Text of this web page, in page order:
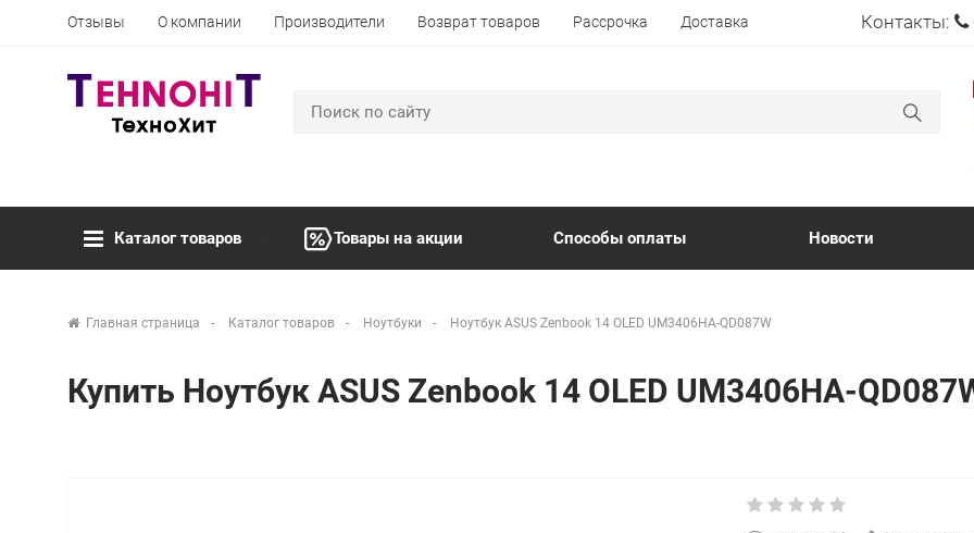
Отзывы О компании Производители Возврат товаров Рассрочка Доставка Контакты:
Каталог товаров Товары на акции Способы оплаты Новости
Главная страница Каталог товаров Ноутбуки Ноутбук ASUS Zenbook 14 OLED UM3406HA-QD087W
Купить Ноутбук ASUS Zenbook 14 OLED UM3406HA-